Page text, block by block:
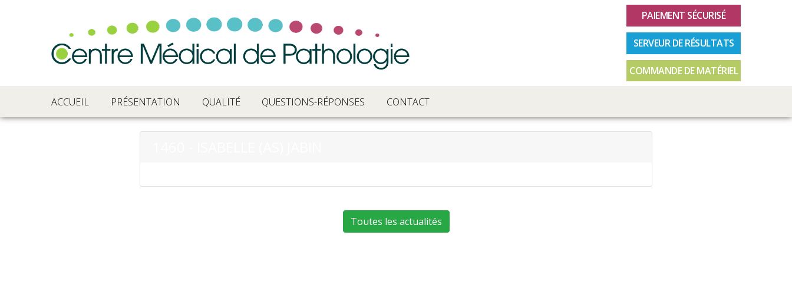
PAIEMENT SÉCURISÉ
SERVEUR DE RÉSULTATS
COMMANDE DE MATÉRIEL
ACCUEIL PRÉSENTATION QUALITÉ QUESTIONS-RÉPONSES CONTACT
Toutes les actualités